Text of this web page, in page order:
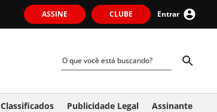
ASSINE CLUBE Entrar
Classificados Publicidade Legal Assinante